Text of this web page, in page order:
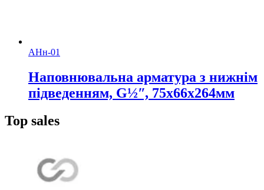
АНн-01
Наповнювальна арматура з нижнім
підведенням, G½ʺ, 75х66х264мм
Top sales